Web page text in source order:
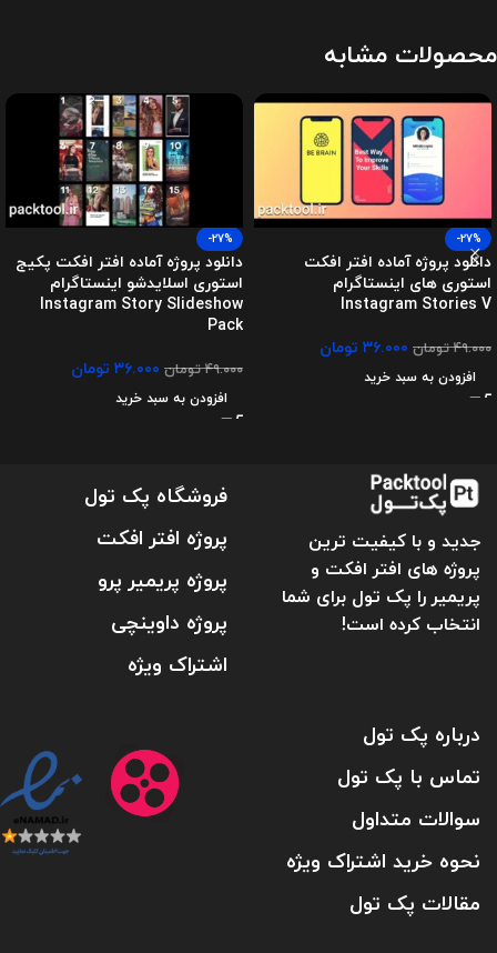
محصولات مشابه
-27%
دانلود پروژه آماده افتر افکت
استوری های اینستاگرام
Instagram Stories V
۴۹.۰۰۰تومان ۳۶.۰۰۰ تومان
افزودن به سبد خرید
-27%
دانلود پروژه آماده افتر افکت پکیج
استوری اسلایدشو اینستاگرام
Instagram Story Slideshow
Pack
۴۹.۰۰۰تومان ۳۶.۰۰۰ تومان
افزودن به سبد خرید
جدید و با کیفیت ترین
پروژه های افتر افکت و
پریمیر را پک تول برای شما
انتخاب کرده است!
فروشگاه پک تول
پروژه افتر افکت
پروژه پریمیر پرو
پروژه داوینچی
اشتراک ویژه
درباره پک تول
تماس با پک تول
سوالات متداول
نحوه خرید اشتراک ویژه
مقالات پک تول